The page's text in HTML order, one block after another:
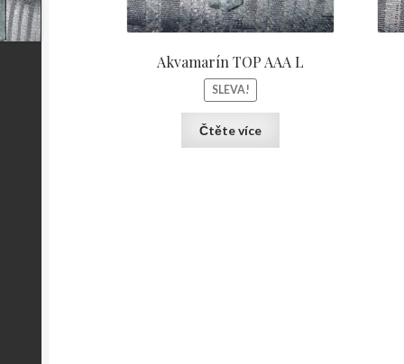
Akvamarín TOP AAA L
SLEVA!
Čtěte více